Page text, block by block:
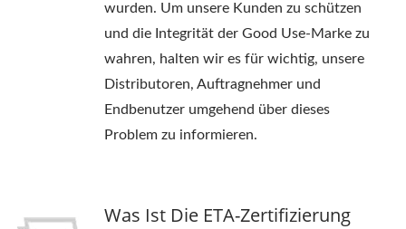
wurden. Um unsere Kunden zu schützen
und die Integrität der Good Use-Marke zu
wahren, halten wir es für wichtig, unsere
Distributoren, Auftragnehmer und
Endbenutzer umgehend über dieses
Problem zu informieren.
Was Ist Die ETA-Zertifizierung